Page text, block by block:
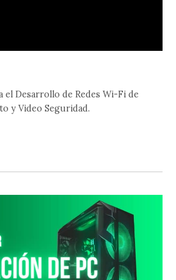
el Desarrollo de Redes Wi-Fi de
y Video Seguridad.